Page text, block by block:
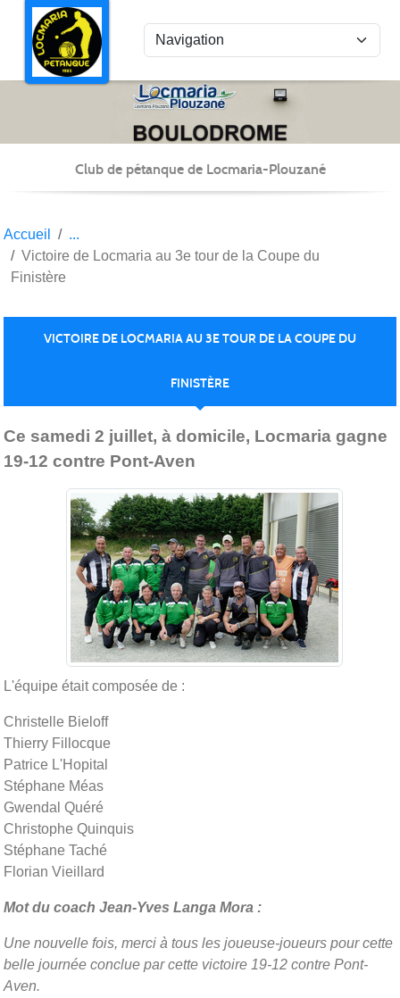
Club de pétanque de Locmaria-Plouzané
Accueil
Victoire de Locmaria au 3e tour de la Coupe du
Finistère
VICTOIRE DE LOCMARIA AU 3E TOUR DE LA COUPE DU
FINISTÈRE
Ce samedi 2 juillet, à domicile, Locmaria gagne
19-12 contre Pont-Aven
L'équipe était composée de :
Christelle Bieloff
Thierry Fillocque
Patrice L'Hopital
Stéphane Méas
Gwendal Quéré
Christophe Quinquis
Stéphane Taché
Florian Vieillard
Mot du coach Jean-Yves Langa Mora :
Une nouvelle fois, merci à tous les joueuse-joueurs pour cette
belle journée conclue par cette victoire 19-12 contre Pont-
Aven.
Panneau de gestion des cookies